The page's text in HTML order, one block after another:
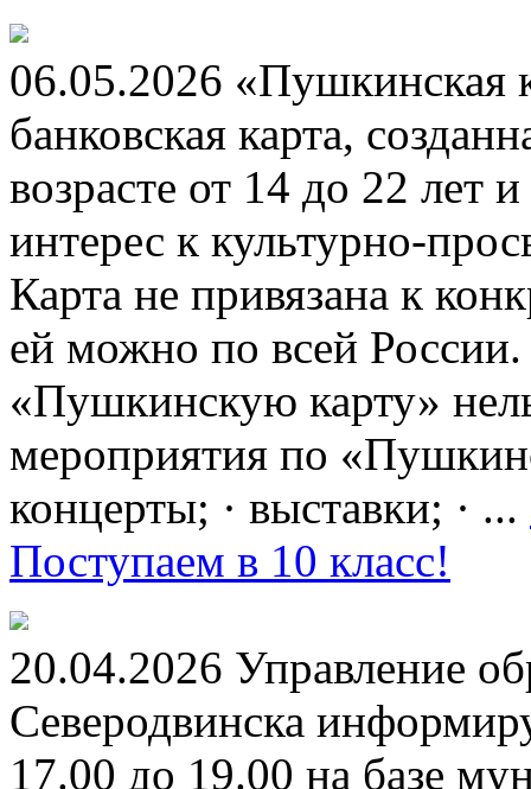
06.05.2026 «Пушкинская
банковская карта,
возрасте от 14 до 22 лет
интерес к культурно-
Карта не привязана к
ей можно по всей
«Пушкинскую карту»
мероприятия по
концерты; · выставки; · ...
Поступаем в 10 класс!
20.04.2026 Управление
Северодвинска
17.00 до 19.00 на базе